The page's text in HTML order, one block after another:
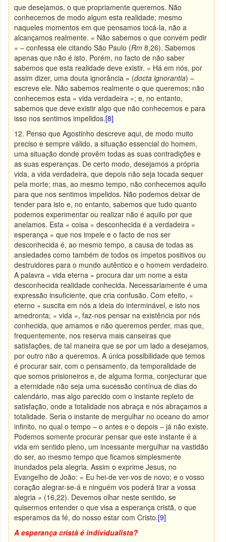
que desejamos, o que propriamente queremos. Não
conhecemos de modo algum esta realidade; mesmo
naqueles momentos em que pensamos tocá-la, não a
alcançamos realmente. « Não sabemos o que convém pedir
» – confessa ele citando São Paulo (Rm 8,26). Sabemos
apenas que não é isto. Porém, no facto de não saber
sabemos que esta realidade deve existir. « Há em nós, por
assim dizer, uma douta ignorância » (docta ignorantia) –
escreve ele. Não sabemos realmente o que queremos; não
conhecemos esta « vida verdadeira »; e, no entanto,
sabemos que deve existir algo que não conhecemos e para
isso nos sentimos impelidos.[8]
12. Penso que Agostinho descreve aqui, de modo muito
preciso e sempre válido, a situação essencial do homem,
uma situação donde provêm todas as suas contradições e
as suas esperanças. De certo modo, desejamos a própria
vida, a vida verdadeira, que depois não seja tocada sequer
pela morte; mas, ao mesmo tempo, não conhecemos aquilo
para que nos sentimos impelidos. Não podemos deixar de
tender para isto e, no entanto, sabemos que tudo quanto
podemos experimentar ou realizar não é aquilo por que
anelamos. Esta « coisa » desconhecida é a verdadeira «
esperança » que nos impele e o facto de nos ser
desconhecida é, ao mesmo tempo, a causa de todas as
ansiedades como também de todos os ímpetos positivos ou
destruidores para o mundo autêntico e o homem verdadeiro.
A palavra « vida eterna » procura dar um nome a esta
desconhecida realidade conhecida. Necessariamente é uma
expressão insuficiente, que cria confusão. Com efeito, «
eterno » suscita em nós a ideia do interminável, e isto nos
amedronta; « vida », faz-nos pensar na existência por nós
conhecida, que amamos e não queremos perder, mas que,
frequentemente, nos reserva mais canseiras que
satisfações, de tal maneira que se por um lado a desejamos,
por outro não a queremos. A única possibilidade que temos
é procurar sair, com o pensamento, da temporalidade de
que somos prisioneiros e, de alguma forma, conjecturar que
a eternidade não seja uma sucessão contínua de dias do
calendário, mas algo parecido com o instante repleto de
satisfação, onde a totalidade nos abraça e nós abraçamos a
totalidade. Seria o instante de mergulhar no oceano do amor
infinito, no qual o tempo – o antes e o depois – já não existe.
Podemos somente procurar pensar que este instante é a
vida em sentido pleno, um incessante mergulhar na vastidão
do ser, ao mesmo tempo que ficamos simplesmente
inundados pela alegria. Assim o exprime Jesus, no
Evangelho de João: « Eu hei-de ver-vos de novo; e o vosso
coração alegrar-se-á e ninguém vos poderá tirar a vossa
alegria » (16,22). Devemos olhar neste sentido, se
quisermos entender o que visa a esperança cristã, o que
esperamos da fé, do nosso estar com Cristo.[9]
A esperança cristã é individualista?